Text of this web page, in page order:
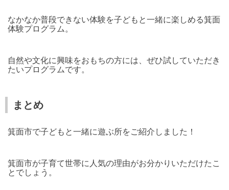
なかなか普段できない体験を子どもと一緒に楽しめる箕面
体験プログラム。
自然や文化に興味をおもちの方には、ぜひ試していただき
たいプログラムです。
まとめ
箕面市で子どもと一緒に遊ぶ所をご紹介しました！
箕面市が子育て世帯に人気の理由がお分かりいただけたこ
とでしょう。